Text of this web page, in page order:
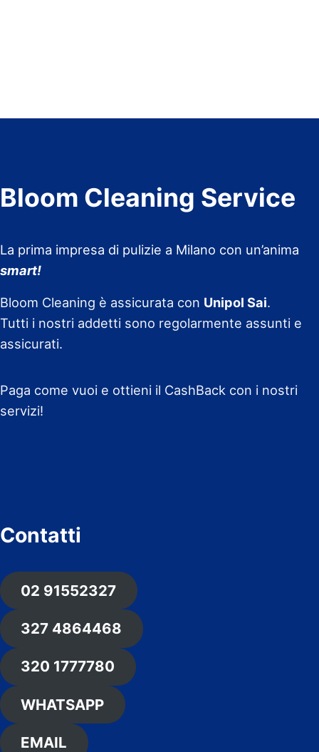
Bloom Cleaning Service
La prima impresa di pulizie a Milano con un’anima
smart!
Bloom Cleaning è assicurata con Unipol Sai.
Tutti i nostri addetti sono regolarmente assunti e
assicurati.
Paga come vuoi e ottieni il CashBack con i nostri
servizi!
Contatti
02 91552327
327 4864468
320 1777780
WHATSAPP
EMAIL